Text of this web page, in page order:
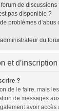
de discussions
pas disponible ?
problèmes d’abus
du
et d’inscription
?
de le faire, mais
de messages
avoir accès